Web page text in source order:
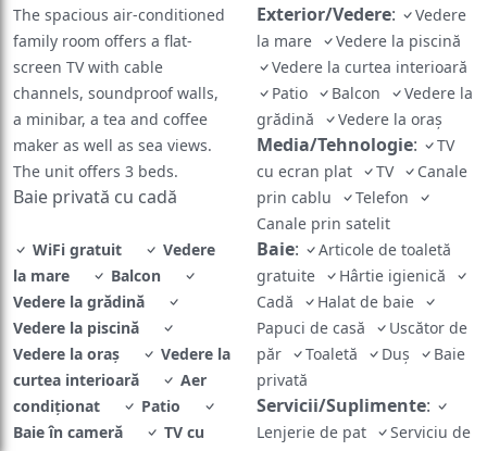
The spacious air-conditioned
family room offers a flat-
screen TV with cable
channels, soundproof walls,
a minibar, a tea and coffee
maker as well as sea views.
The unit offers 3 beds.
Baie privată cu cadă
WiFi gratuit
Vedere
la mare
Balcon
Vedere la grădină
Vedere la piscină
Vedere la oraș
Vedere la
curtea interioară
Aer
condiţionat
Patio
Baie în cameră
TV cu
Exterior/Vedere:
Vedere
la mare
Vedere la piscină
Vedere la curtea interioară
Patio
Balcon
Vedere la
grădină
Vedere la oraș
Media/Tehnologie:
TV
cu ecran plat
TV
Canale
prin cablu
Telefon
Canale prin satelit
Baie:
Articole de toaletă
gratuite
Hârtie igienică
Cadă
Halat de baie
Papuci de casă
Uscător de
păr
Toaletă Duş
Baie
privată
Servicii/Suplimente:
Lenjerie de pat
Serviciu de